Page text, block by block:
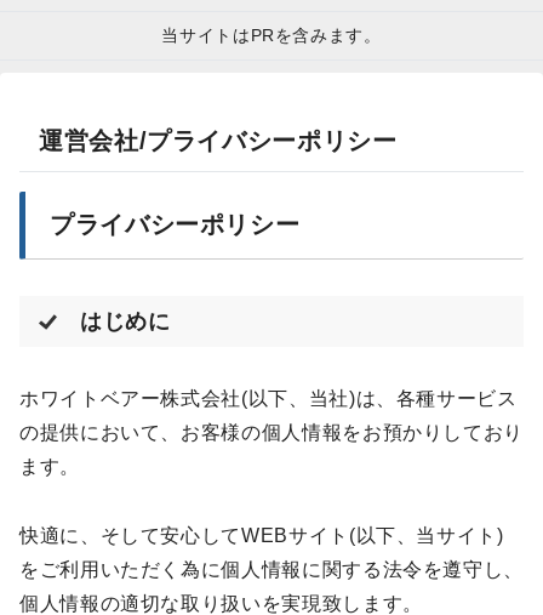
当サイトはPRを含みます。
運営会社/プライバシーポリシー
プライバシーポリシー
はじめに
ホワイトベアー株式会社(以下、当社)は、各種サービス
の提供において、お客様の個人情報をお預かりしており
ます。
快適に、そして安心してWEBサイト(以下、当サイト)
をご利用いただく為に個人情報に関する法令を遵守し、
個人情報の適切な取り扱いを実現致します。